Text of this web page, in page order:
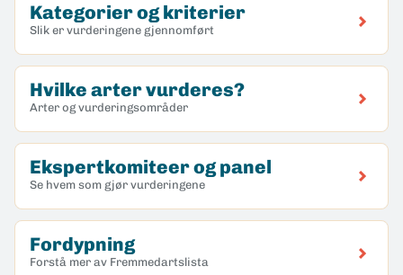
Kategorier og kriterier
Slik er vurderingene gjennomført
Hvilke arter vurderes?
Arter og vurderingsområder
Ekspertkomiteer og panel
Se hvem som gjør vurderingene
Fordypning
Forstå mer av Fremmedartslista